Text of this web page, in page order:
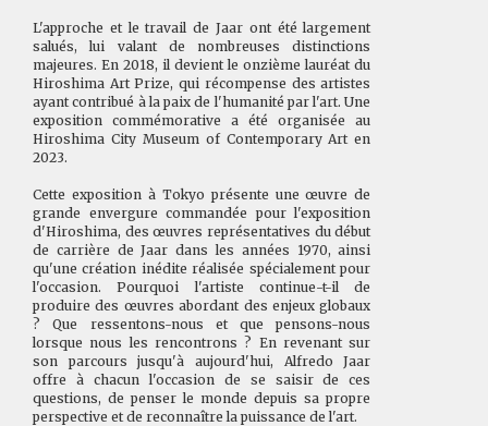
L'approche et le travail de Jaar ont été largement
salués, lui valant de nombreuses distinctions
majeures. En 2018, il devient le onzième lauréat du
Hiroshima Art Prize, qui récompense des artistes
ayant contribué à la paix de l'humanité par l'art. Une
exposition commémorative a été organisée au
Hiroshima City Museum of Contemporary Art en
2023.
Cette exposition à Tokyo présente une œuvre de
grande envergure commandée pour l'exposition
d'Hiroshima, des œuvres représentatives du début
de carrière de Jaar dans les années 1970, ainsi
qu'une création inédite réalisée spécialement pour
l'occasion. Pourquoi l'artiste continue-t-il de
produire des œuvres abordant des enjeux globaux
? Que ressentons-nous et que pensons-nous
lorsque nous les rencontrons ? En revenant sur
son parcours jusqu'à aujourd'hui, Alfredo Jaar
offre à chacun l'occasion de se saisir de ces
questions, de penser le monde depuis sa propre
perspective et de reconnaître la puissance de l'art.